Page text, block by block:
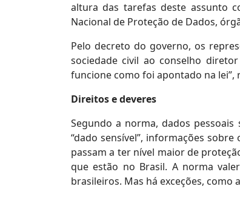
altura das tarefas deste assunto
Nacional de Proteção de Dados,
Pelo decreto do governo, os
sociedade civil ao conselho
funcione como foi apontado na lei”,
Direitos e deveres
Segundo a norma, dados
“dado sensível”, informações
passam a ter nível maior de
que estão no Brasil. A norma
brasileiros. Mas há exceções,